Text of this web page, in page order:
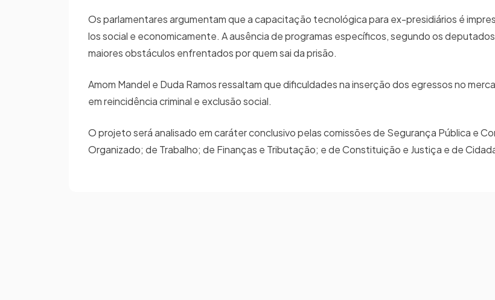
Os parlamentares argumentam que a capacitação tecnológica para ex-presidiários é
los social e economicamente. A ausência de programas específicos, segundo os
maiores obstáculos enfrentados por quem sai da prisão.
Amom Mandel e Duda Ramos ressaltam que dificuldades na inserção dos egressos no
em reincidência criminal e exclusão social.
O projeto será analisado em caráter conclusivo pelas comissões de Segurança Pública e
Organizado; de Trabalho; de Finanças e Tributação; e de Constituição e Justiça e de